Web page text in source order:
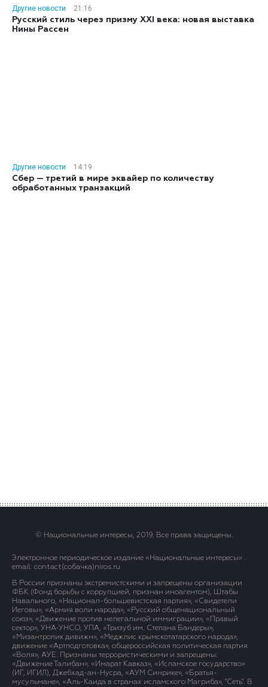
Другие новости
21:16
Русский стиль через призму XXI века: новая выставка
Нины Рассен
Другие новости
14:19
Сбер — третий в мире эквайер по количеству
обработанных транзакций
© Национальные интересы, 2019. Все права защищены.
Электронное периодическое издание «Национальные интересы» .
email: contact(сoбaчка)niros.ru
В России признаны экстремистскими и запрещены организации
ФБК (Фонд борьбы с коррупцией, признан иноагентом), Штабы
Навального, «Национал-большевистская партия», «Свидетели
Иеговы», «Армия воли народа», «Русский общенациональный
союз», «Движение против нелегальной иммиграции», «Правый
сектор», УНА-УНСО, УПА, «Тризуб им. Степана Бандеры»,
«Мизантропик дивижн», «Меджлис крымскотатарского народа»,
движение «Артподготовка», общероссийская политическая партия
«Воля», АУЕ. Признаны террористическими и запрещены:
«Движение Талибан», «Имарат Кавказ», «Исламское государство»
(ИГ, ИГИЛ), Джебхад-ан-Нусра, «АУМ Синрике», «Братья-
мусульмане», «Аль-Каида в странах исламского Магриба», "Сеть". В